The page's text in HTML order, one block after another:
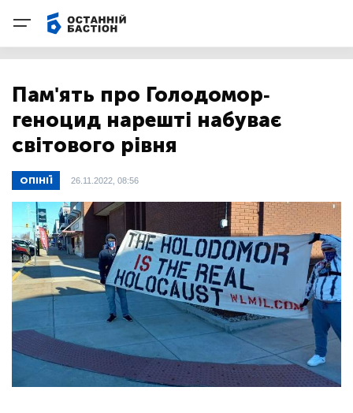
Пам'ять про Голодомор-
геноцид нарешті набуває
світового рівня
ОПІНІЇ 26.11.2022, 08:56